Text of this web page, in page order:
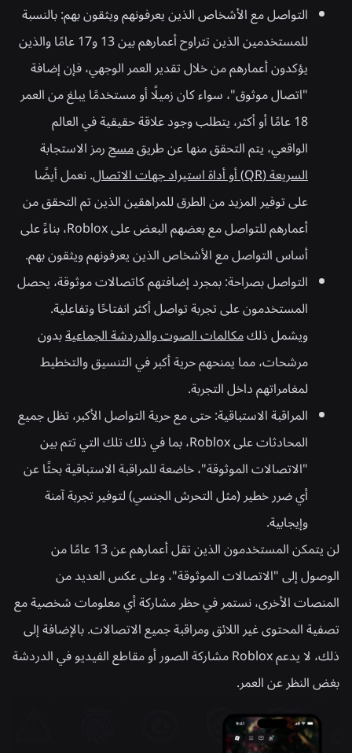
التواصل مع الأشخاص الذين يعرفونهم ويثقون بهم:بالنسبة
للمستخدمين الذين تتراوح أعمارهم بين 13 و17 عامًا والذين
يؤكدون أعمارهم من خلال تقدير العمر الوجهي، فإن إضافة
"اتصال موثوق"، سواء كان زميلًا أو مستخدمًا يبلغ من العمر
18 عامًا أو أكثر، يتطلب وجود علاقة حقيقية في العالم
الواقعي، يتم التحقق منها عن طريقمسحرمز الاستجابة
السريعة (QR) أو أداة استيراد جهات الاتصال
. نعمل أيضًا
على توفير المزيد من الطرق للمراهقين الذين تم التحقق من
أعمارهم للتواصل مع بعضهم البعض على Roblox، بناءً على
أساس التواصل مع الأشخاص الذين يعرفونهم ويثقون بهم.
التواصل بصراحة:بمجرد إضافتهم كاتصالات موثوقة، يحصل
المستخدمون على تجربة تواصل أكثر انفتاحًا وتفاعلية.
ويشمل ذلكمكالمات الصوت والدردشة الجماعيةبدون
مرشحات، مما يمنحهم حرية أكبر في التنسيق والتخطيط
لمغامراتهم داخل التجربة.
المراقبة الاستباقية:حتى مع حرية التواصل الأكبر، تظل جميع
المحادثات على Roblox، بما في ذلك تلك التي تتم بين
"الاتصالات الموثوقة"، خاضعة للمراقبة الاستباقية بحثًا عن
أي ضرر خطير (مثل التحرش الجنسي) لتوفير تجربة آمنة
وإيجابية.
لن يتمكن المستخدمون الذين تقل أعمارهم عن 13 عامًا من
الوصول إلى "الاتصالات الموثوقة"، وعلى عكس العديد من
المنصات الأخرى، نستمر في حظر مشاركة أي معلومات شخصية مع
تصفية المحتوى غير اللائق ومراقبة جميع الاتصالات. بالإضافة إلى
ذلك، لا يدعم Roblox مشاركة الصور أو مقاطع الفيديو في الدردشة
بغض النظر عن العمر.